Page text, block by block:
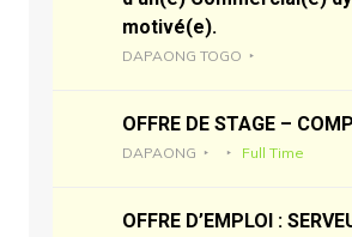
motivé(e).
DAPAONG TOGO
OFFRE DE STAGE –
DAPAONG Full Time
OFFRE D’EMPLOI :